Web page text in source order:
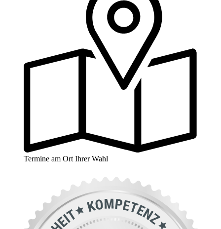
Termine am Ort Ihrer Wahl